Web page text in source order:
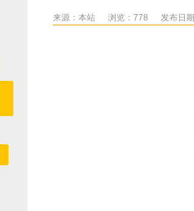
来源：本站 浏览：778 发布日